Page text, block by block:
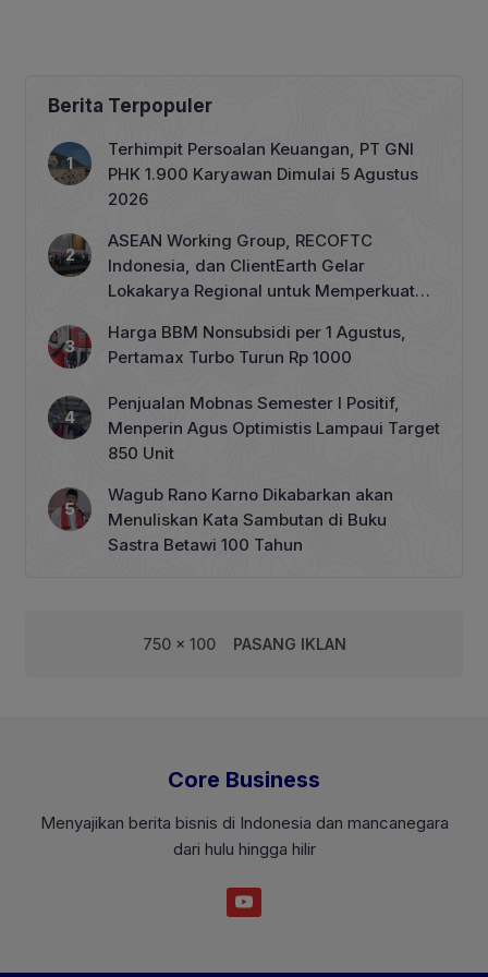
Berita Terpopuler
Terhimpit Persoalan Keuangan, PT GNI
PHK 1.900 Karyawan Dimulai 5 Agustus
2026
ASEAN Working Group, RECOFTC
Indonesia, dan ClientEarth Gelar
Lokakarya Regional untuk Memperkuat
Harga BBM Nonsubsidi per 1 Agustus,
Pertamax Turbo Turun Rp 1000
Penjualan Mobnas Semester I Positif,
Menperin Agus Optimistis Lampaui Target
850 Unit
Wagub Rano Karno Dikabarkan akan
Menuliskan Kata Sambutan di Buku
Sastra Betawi 100 Tahun
750 x 100 PASANG IKLAN
Core Business
Menyajikan berita bisnis di Indonesia dan mancanegara
dari hulu hingga hilir